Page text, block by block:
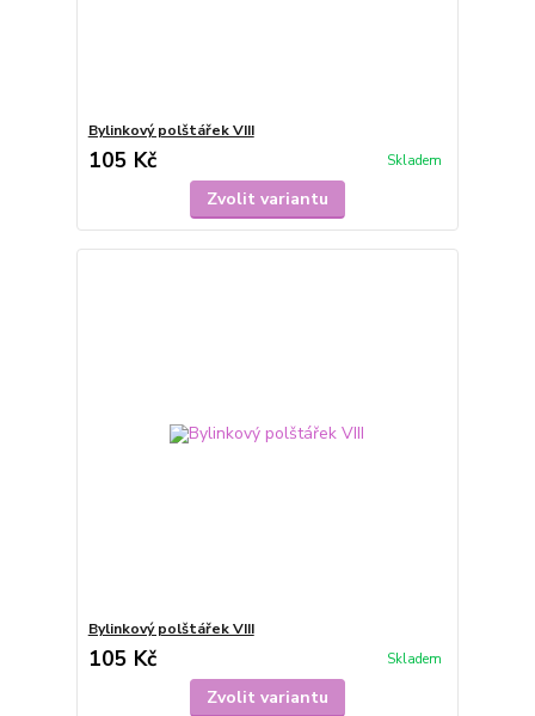
Bylinkový polštářek VIII
105 Kč Skladem
Zvolit variantu
Bylinkový polštářek VIII
105 Kč Skladem
Zvolit variantu